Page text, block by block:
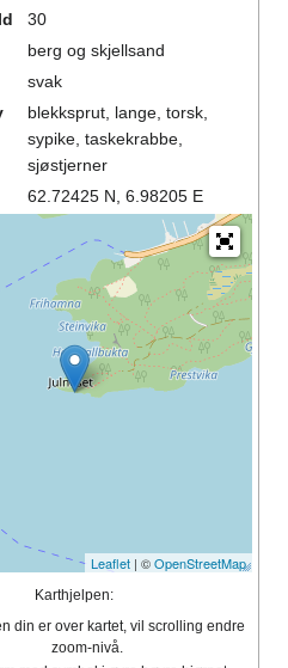
30
berg og skjellsand
svak
blekksprut, lange, torsk,
sypike, taskekrabbe,
sjøstjerner
62.72425 N, 6.98205 E
Leaflet | ©OpenStreetMap
Karthjelpen:
din er over kartet, vil scrolling endre
zoom-nivå.